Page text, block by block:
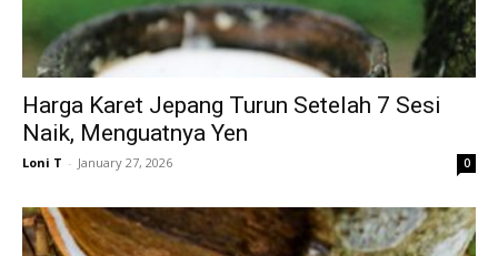
Harga Karet Jepang Turun Setelah 7 Sesi
Naik, Menguatnya Yen
Loni T - January 27, 2026 0